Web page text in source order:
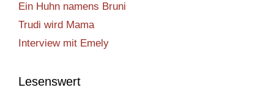
Ein Huhn namens Bruni
Trudi wird Mama
Interview mit Emely
Lesenswert